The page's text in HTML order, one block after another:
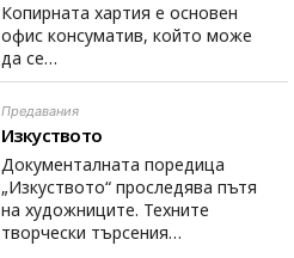
Копирната хартия е основен
офис консуматив, който може
да се…
Предавания
Изкуството
Документалната поредица
„Изкуството“ проследява пътя
на художниците. Техните
творчески търсения…